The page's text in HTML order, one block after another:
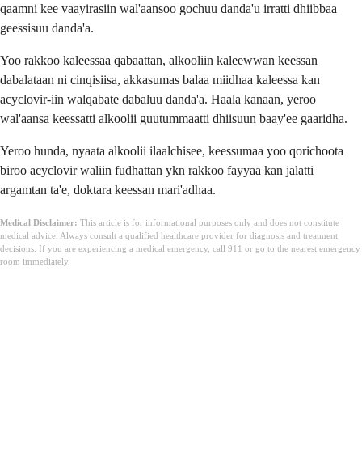
qaamni kee vaayirasiin wal'aansoo gochuu danda'u irratti dhiibbaa
geessisuu danda'a.
Yoo rakkoo kaleessaa qabaattan, alkooliin kaleewwan keessan
dabalataan ni cinqisiisa, akkasumas balaa miidhaa kaleessa kan
acyclovir-iin walqabate dabaluu danda'a. Haala kanaan, yeroo
wal'aansa keessatti alkoolii guutummaatti dhiisuun baay'ee gaaridha.
Yeroo hunda, nyaata alkoolii ilaalchisee, keessumaa yoo qorichoota
biroo acyclovir waliin fudhattan ykn rakkoo fayyaa kan jalatti
argamtan ta'e, doktara keessan mari'adhaa.
Medical Disclaimer: This article is for informational purposes only and does not constitute
medical advice. Always consult a qualified healthcare provider for diagnosis and treatment
decisions. If you are experiencing a medical emergency, call 911 or go to the nearest emergency
room immediately.